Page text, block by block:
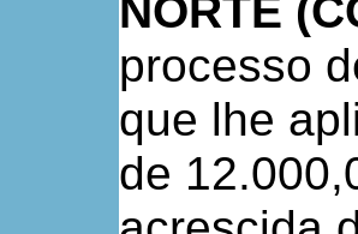
NORTE
processo
que lhe
de